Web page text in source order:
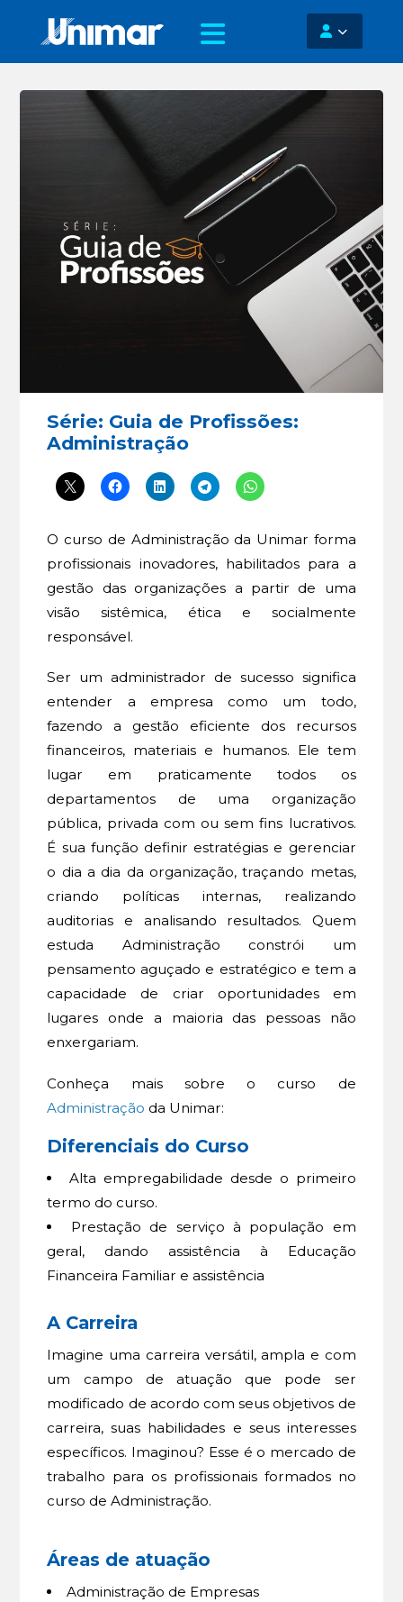
Série: Guia de Profissões:
Administração
O curso de Administração da Unimar forma
profissionais inovadores, habilitados para a
gestão das organizações a partir de uma
visão sistêmica, ética e socialmente
responsável.
Ser um administrador de sucesso significa
entender a empresa como um todo,
fazendo a gestão eficiente dos recursos
financeiros, materiais e humanos. Ele tem
lugar em praticamente todos os
departamentos de uma organização
pública, privada com ou sem fins lucrativos.
É sua função definir estratégias e gerenciar
o dia a dia da organização, traçando metas,
criando políticas internas, realizando
auditorias e analisando resultados. Quem
estuda Administração constrói um
pensamento aguçado e estratégico e tem a
capacidade de criar oportunidades em
lugares onde a maioria das pessoas não
enxergariam.
Conheça mais sobre o curso de
Administração da Unimar:
Diferenciais do Curso
Alta empregabilidade desde o primeiro
termo do curso.
Prestação de serviço à população em
geral, dando assistência à Educação
Financeira Familiar e assistência
A Carreira
Imagine uma carreira versátil, ampla e com
um campo de atuação que pode ser
modificado de acordo com seus objetivos de
carreira, suas habilidades e seus interesses
específicos. Imaginou? Esse é o mercado de
trabalho para os profissionais formados no
curso de Administração.
Áreas de atuação
Administração de Empresas